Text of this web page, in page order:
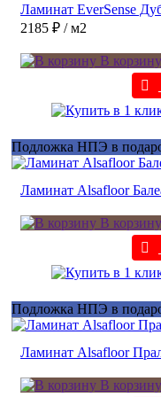
Ламинат EverSense
2185 ₽ / м2
В корзину
Подложка НПЭ в
Ламинат Alsafloor
В корзину
Подложка НПЭ в
Ламинат Alsafloor
В корзину